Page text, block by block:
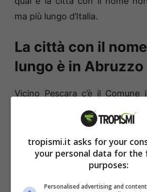
ma più lungo d’Italia.
La città con il
lungo è in Abruzzo
Vicino Pescara c’è il Comune
nome più lungo ossia
Abruzzo Citeriore.Ben 30
tenendo conto degli spazi
Nessuna altra città ne ha
toponomastica, dunque, è
raggiunto ufficialmente nel
tropismi.it asks for your
your personal data for the
purposes:
Personalised advertising and